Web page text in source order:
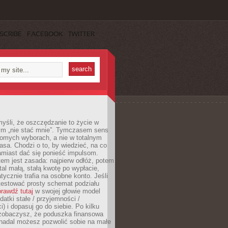
FACEBOOK TWITTER
że oszczędzanie to życie w
„nie stać mnie”. Tymczasem sens
wyborach, a nie w totalnym
Chodzi o to, by wiedzieć, na co
dać się ponieść impulsom.
jest zasada: najpierw odłóż, potem
małą, stałą kwotę po wypłacie,
trafia na osobne konto. Jeśli
prosty schemat podziału
tutaj w swojej głowie model
stałe / przyjemności /
i dopasuj go do siebie. Po kilku
że poduszka finansowa
możesz pozwolić sobie na małe